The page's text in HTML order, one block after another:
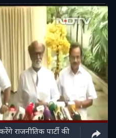
राजनीतिक पार्टी की